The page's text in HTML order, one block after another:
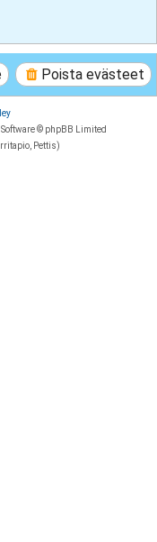
Poista evästeet
© phpBB Limited
Pettis)